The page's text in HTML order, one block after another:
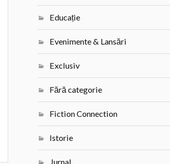
Educație
Evenimente & Lansări
Exclusiv
Fără categorie
Fiction Connection
Istorie
Jurnal